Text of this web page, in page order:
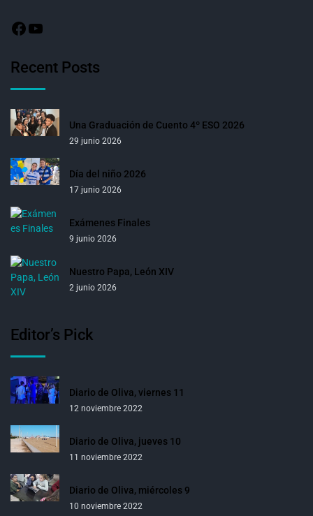
Recent Posts
Una Graduación de Cuento 4º ESO 2026
29 junio 2026
Día del niño 2026
17 junio 2026
Exámenes Finales
9 junio 2026
Nuestro Papa, León XIV
2 junio 2026
Editor’s Pick
Diario de Oliva, viernes 11
12 noviembre 2022
Diario de Oliva, jueves 10
11 noviembre 2022
Diario de Oliva, miércoles 9
10 noviembre 2022